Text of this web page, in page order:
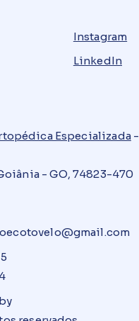
Especializada-
- GO, 74823-470
LinkedIn
Instagram